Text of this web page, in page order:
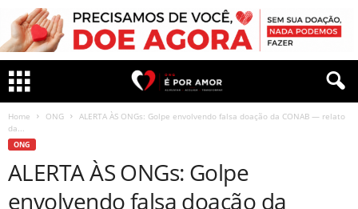
Home ONG
ALERTA ÀS ONGs: Golpe envolvendo falsa doação da CONAB — relato
da...
ONG
ALERTA ÀS ONGs: Golpe
envolvendo falsa doação da